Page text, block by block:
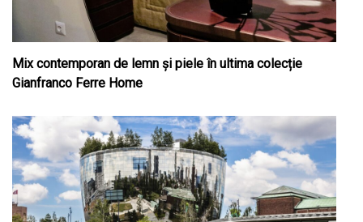
Mix contemporan de lemn şi piele în ultima colecție
Gianfranco Ferre Home